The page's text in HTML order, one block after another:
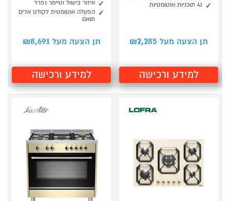
41 תוכניות אוטומטיות
תן הצעה מעל ₪ 2,285
למידע ורכישה
איזור בישול וטיימר נפרד
הפעלה אוטומטית לקולט אדים
תואם
תן הצעה מעל ₪ 8,691
למידע ורכישה